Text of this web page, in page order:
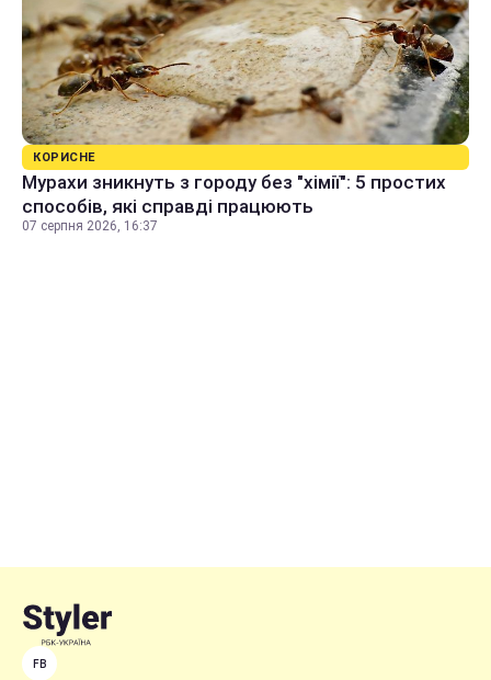
КОРИСНЕ
Мурахи зникнуть з городу без "хімії": 5 простих
способів, які справді працюють
07 серпня 2026, 16:37
FB